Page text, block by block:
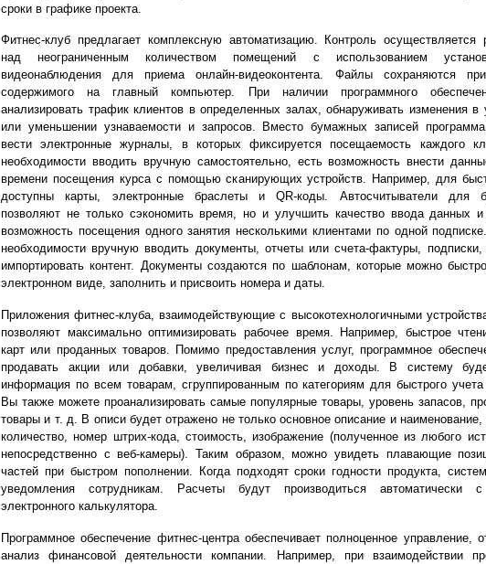
сроки в графике проекта.
Фитнес-клуб предлагает комплексную автоматизацию. Контроль осуществляется
над неограниченным количеством помещений с использованием
видеонаблюдения для приема онлайн-видеоконтента. Файлы сохраняются
содержимого на главный компьютер. При наличии программного
анализировать трафик клиентов в определенных залах, обнаруживать изменения в
или уменьшении узнаваемости и запросов. Вместо бумажных записей программа
вести электронные журналы, в которых фиксируется посещаемость каждого
необходимости вводить вручную самостоятельно, есть возможность внести
времени посещения курса с помощью сканирующих устройств. Например, для
доступны карты, электронные браслеты и QR-коды. Автосчитыватели для
позволяют не только сэкономить время, но и улучшить качество ввода данных
возможность посещения одного занятия несколькими клиентами по одной
необходимости вручную вводить документы, отчеты или счета-фактуры,
импортировать контент. Документы создаются по шаблонам, которые можно
электронном виде, заполнить и присвоить номера и даты.
Приложения фитнес-клуба, взаимодействующие с высокотехнологичными
позволяют максимально оптимизировать рабочее время. Например, быстрое
карт или проданных товаров. Помимо предоставления услуг, программное
продавать акции или добавки, увеличивая бизнес и доходы. В систему
информация по всем товарам, сгруппированным по категориям для быстрого учета
Вы также можете проанализировать самые популярные товары, уровень запасов,
товары и т. д. В описи будет отражено не только основное описание и
количество, номер штрих-кода, стоимость, изображение (полученное из любого
непосредственно с веб-камеры). Таким образом, можно увидеть плавающие
частей при быстром пополнении. Когда подходят сроки годности продукта,
уведомления сотрудникам. Расчеты будут производиться автоматически
электронного калькулятора.
Программное обеспечение фитнес-центра обеспечивает полноценное управление,
анализ финансовой деятельности компании. Например, при взаимодействии